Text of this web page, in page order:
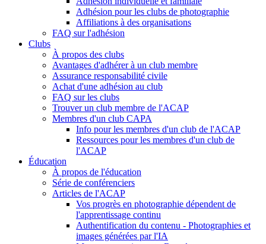
Adhésion pour les clubs de photographie
Affiliations à des organisations
FAQ sur l'adhésion
Clubs
À propos des clubs
Avantages d'adhérer à un club membre
Assurance responsabilité civile
Achat d'une adhésion au club
FAQ sur les clubs
Trouver un club membre de l'ACAP
Membres d'un club CAPA
Info pour les membres d'un club de l'ACAP
Ressources pour les membres d'un club de
l'ACAP
Éducation
À propos de l'éducation
Série de conférenciers
Articles de l'ACAP
Vos progrès en photographie dépendent de
l'apprentissage continu
Authentification du contenu - Photographies et
images générées par l'IA